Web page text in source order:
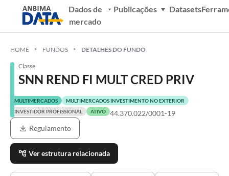
Dados de
mercado
Publicações Datasets
HOME FUNDOS DETALHES DO FUNDO
Classe
SNN REND FI MULT CRED PRIV
MULTIMERCADOS
MULTIMERCADOS INVESTIMENTO NO EXTERIOR
INVESTIDOR PROFISSIONAL
ATIVO
44.370.022/0001-19
Regulamento
Ver estrutura relacionada